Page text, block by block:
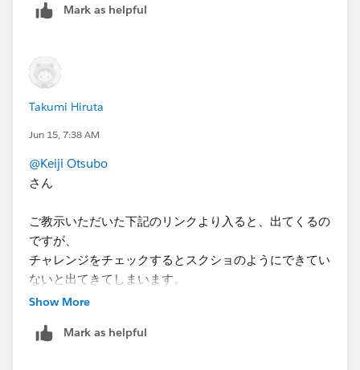
Mark as helpful
Takumi Hiruta
Jun 15, 7:38 AM
@Keiji Otsubo
さん
ご教示いただいた下記のリンクより入ると、出てくるの
ですが、
チャレンジをチェックするとスクショのようにできてい
ないと出てきてしまいます。
Coral Cloud Resorts Developer Edition 組織
Show More
Mark as helpful